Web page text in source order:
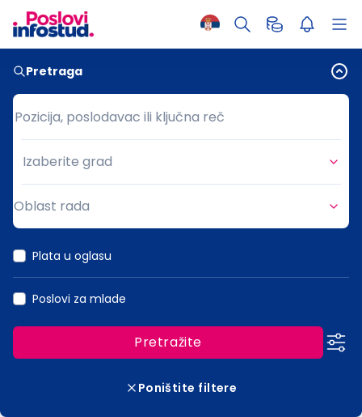
Pretraga
Pozicija, poslodavac ili ključna reč
Pozicija, poslodavac ili ključna reč
Grad
Izaberite grad
Oblast rada
Plata u oglasu
Poslovi za mlade
Pretražite
Poništite filtere